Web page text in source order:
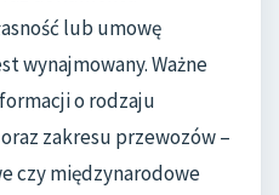
lub umowę
wynajmowany. Ważne
o rodzaju
zakresu przewozów –
czy międzynarodowe